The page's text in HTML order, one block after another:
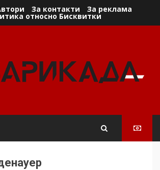
За контакти За реклама
относно Бисквитки